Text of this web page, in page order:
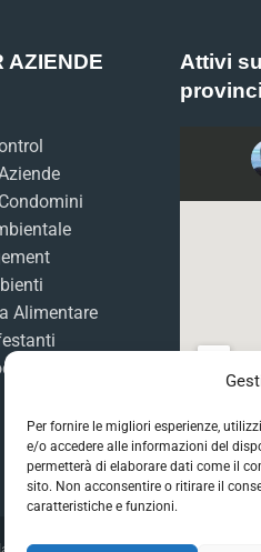
Per fornire le migliori esperienze,
e/o accedere alle informazioni del
permetterà di elaborare dati come il
sito. Non acconsentire o ritirare il
caratteristiche e funzioni.
AZIENDE
Alimentare
Attivi